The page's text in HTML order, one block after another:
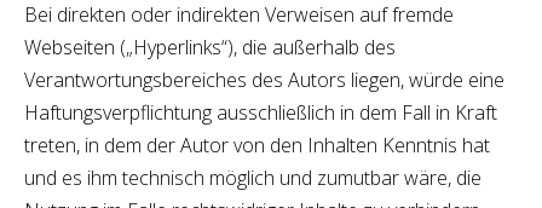
Bei direkten oder indirekten Verweisen auf fremde
Webseiten („Hyperlinks“), die außerhalb des
Verantwortungsbereiches des Autors liegen, würde eine
Haftungsverpflichtung ausschließlich in dem Fall in Kraft
treten, in dem der Autor von den Inhalten Kenntnis hat
und es ihm technisch möglich und zumutbar wäre, die